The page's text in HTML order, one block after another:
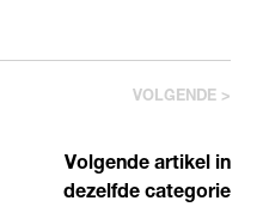
VOLGENDE >
Volgende artikel in
dezelfde categorie